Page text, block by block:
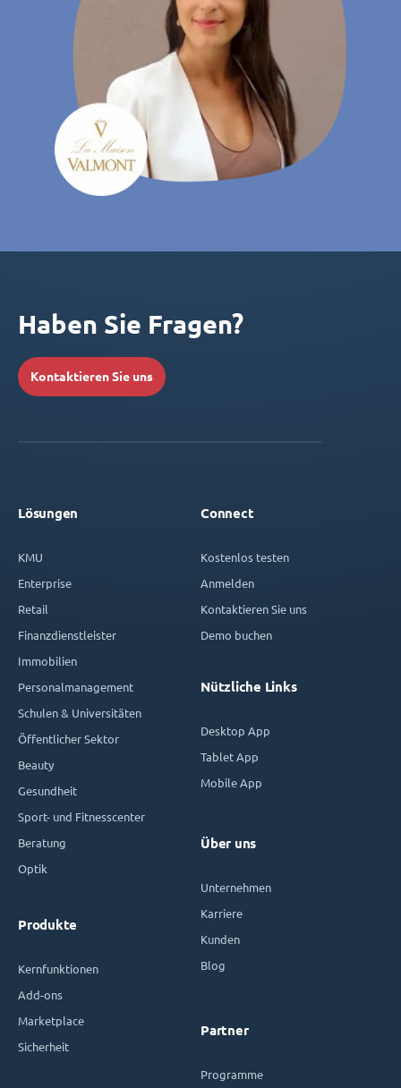
Haben Sie Fragen?
Kontaktieren Sie uns
Lösungen
KMU
Enterprise
Retail
Finanzdienstleister
Immobilien
Personalmanagement
Schulen & Universitäten
Öffentlicher Sektor
Beauty
Gesundheit
Sport- und Fitnesscenter
Beratung
Optik
Produkte
Kernfunktionen
Add-ons
Marketplace
Sicherheit
Connect
Kostenlos testen
Anmelden
Kontaktieren Sie uns
Demo buchen
Nützliche Links
Desktop App
Tablet App
Mobile App
Über uns
Unternehmen
Karriere
Kunden
Blog
Partner
Programme